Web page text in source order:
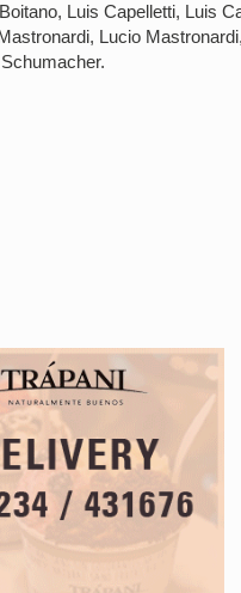
Luis Capelletti, Luis
Lucio